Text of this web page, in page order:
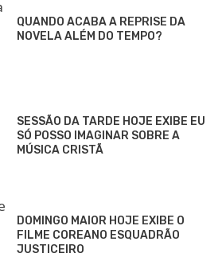
QUANDO ACABA A REPRISE DA
NOVELA ALÉM DO TEMPO?
SESSÃO DA TARDE HOJE EXIBE EU
SÓ POSSO IMAGINAR SOBRE A
MÚSICA CRISTÃ
DOMINGO MAIOR HOJE EXIBE O
FILME COREANO ESQUADRÃO
JUSTICEIRO